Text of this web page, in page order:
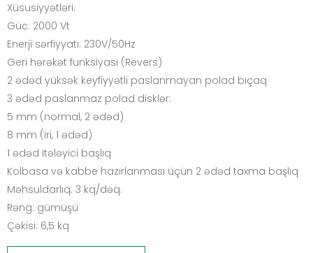
Xüsusiyyətləri:
Güc: 2000 Vt
Enerji sərfiyyatı: 230V/50Hz
Geri hərəkət funksiyası (Revers)
2 ədəd yüksək keyfiyyətli paslanmayan polad bıçaq
3 ədəd paslanmaz polad disklər:
5 mm (normal, 2 ədəd)
8 mm (iri, 1 ədəd)
1 ədəd itələyici başlıq
Kolbasa və kabbe hazırlanması üçün 2 ədəd taxma başlıq
Məhsuldarlıq: 3 kq/dəq.
Rəng: gümüşü
Çəkisi: 6,5 kq